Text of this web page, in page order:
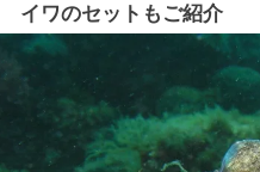
イワのセットもご紹介